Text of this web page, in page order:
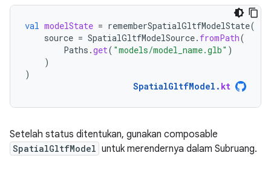
val modelState = rememberSpatialGltfModelState(
source = SpatialGltfModelSource. fromPath(
Paths .get( "models/model_name.glb" )
)
)
SpatialGltfModel . kt
Setelah status ditentukan, gunakan composable
SpatialGltfModel untuk merendernya dalam Subruang.